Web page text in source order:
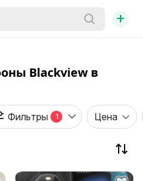
+
Blackview в
Фильтры 1 Цена